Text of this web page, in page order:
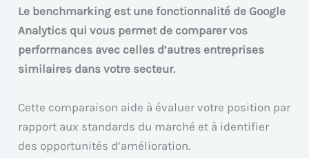
Le benchmarking est une fonctionnalité de Google
Analytics qui vous permet de comparer vos
performances avec celles d’autres entreprises
similaires dans votre secteur.
Cette comparaison aide à évaluer votre position par
rapport aux standards du marché et à identifier
des opportunités d’amélioration.